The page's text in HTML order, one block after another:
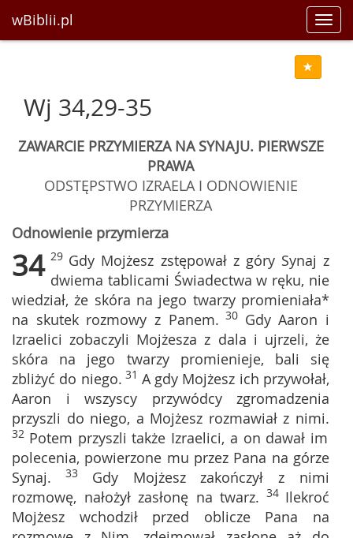
wBiblii.pl
Wj 34,29-35
ZAWARCIE PRZYMIERZA NA SYNAJU. PIERWSZE
PRAWA
ODSTĘPSTWO IZRAELA I ODNOWIENIE
PRZYMIERZA
Odnowienie przymierza
34 29 Gdy Mojżesz zstępował z góry Synaj z
dwiema tablicami Świadectwa w ręku, nie
wiedział, że skóra na jego twarzy promieniała*
na skutek rozmowy z Panem. 30 Gdy Aaron i
Izraelici zobaczyli Mojżesza z dala i ujrzeli, że
skóra na jego twarzy promienieje, bali się
zbliżyć do niego. 31 A gdy Mojżesz ich przywołał,
Aaron i wszyscy przywódcy zgromadzenia
przyszli do niego, a Mojżesz rozmawiał z nimi.
32 Potem przyszli także Izraelici, a on dawał im
polecenia, powierzone mu przez Pana na górze
Synaj. 33 Gdy Mojżesz zakończył z nimi
rozmowę, nałożył zasłonę na twarz. 34 Ilekroć
Mojżesz wchodził przed oblicze Pana na